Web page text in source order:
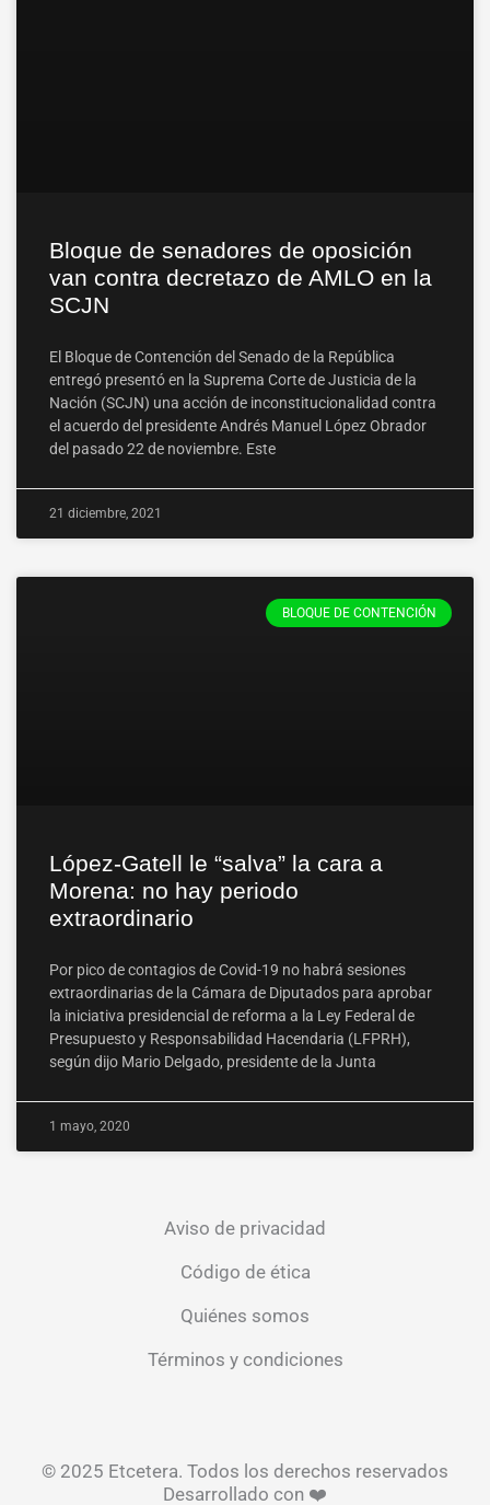
Bloque de senadores de oposición
van contra decretazo de AMLO en la
SCJN
El Bloque de Contención del Senado de la República
entregó presentó en la Suprema Corte de Justicia de la
Nación (SCJN) una acción de inconstitucionalidad contra
el acuerdo del presidente Andrés Manuel López Obrador
del pasado 22 de noviembre. Este
21 diciembre, 2021
BLOQUE DE CONTENCIÓN
López-Gatell le “salva” la cara a
Morena: no hay periodo
extraordinario
Por pico de contagios de Covid-19 no habrá sesiones
extraordinarias de la Cámara de Diputados para aprobar
la iniciativa presidencial de reforma a la Ley Federal de
Presupuesto y Responsabilidad Hacendaria (LFPRH),
según dijo Mario Delgado, presidente de la Junta
1 mayo, 2020
Aviso de privacidad
Código de ética
Quiénes somos
Términos y condiciones
© 2025 Etcetera. Todos los derechos reservados
Desarrollado con ❤️